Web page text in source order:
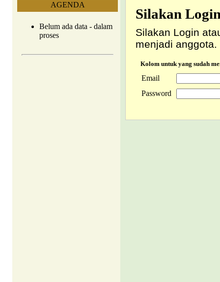
AGENDA
Belum ada data - dalam
proses
Silakan
Silakan Login
menjadi anggota.
Kolom untuk yang sudah
Email
Password